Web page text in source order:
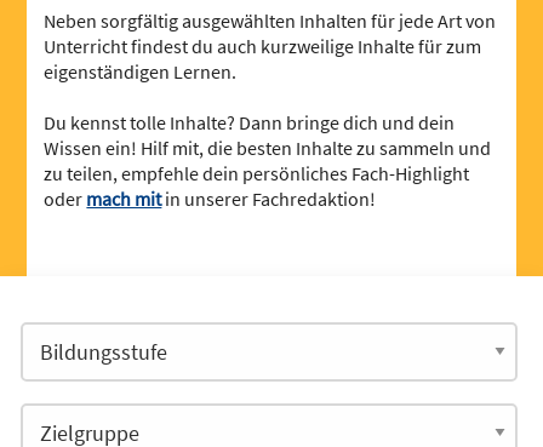
Neben sorgfältig ausgewählten Inhalten für jede Art von
Unterricht findest du auch kurzweilige Inhalte für zum
eigenständigen Lernen.
Du kennst tolle Inhalte? Dann bringe dich und dein
Wissen ein! Hilf mit, die besten Inhalte zu sammeln und
zu teilen, empfehle dein persönliches Fach-Highlight
oder mach mitin unserer Fachredaktion!